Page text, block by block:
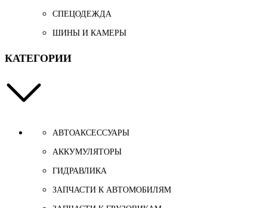
СПЕЦОДЕЖДА
ШИНЫ И КАМЕРЫ
КАТЕГОРИИ
АВТОАКСЕССУАРЫ
АККУМУЛЯТОРЫ
ГИДРАВЛИКА
ЗАПЧАСТИ К АВТОМОБИЛЯМ